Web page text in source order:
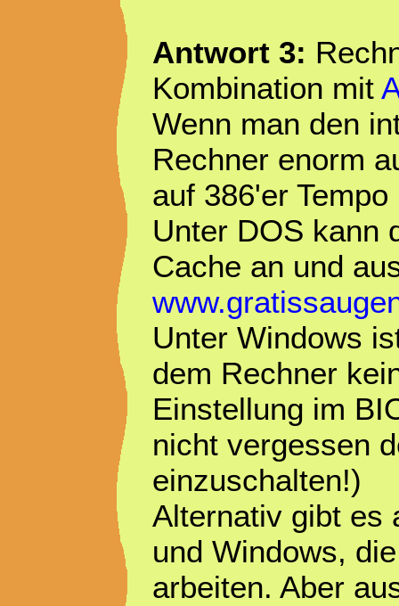
Antwort 3:
Kombination mit
Wenn man den
Rechner enorm
auf 386'er
Unter DOS kann
Cache an und
Unter Windows
dem Rechner
Einstellung im
nicht vergessen
einzuschalten!)
Alternativ gibt es
und Windows,
arbeiten. Aber